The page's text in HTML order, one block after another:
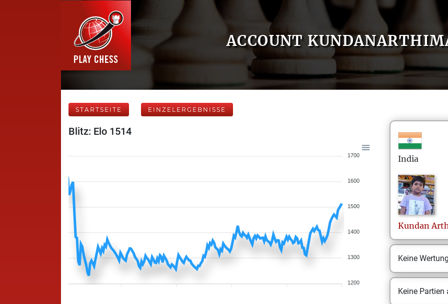
ACCOUNT
STARTSEITE EINZELERGEBNISSE
Blitz: Elo 1514
1700
1600
1500
1400
1300
1200
India
Kundan
Keine
Keine